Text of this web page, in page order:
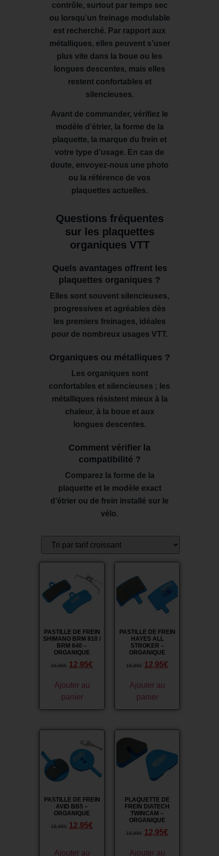
contrôle, surtout par temps sec
ou lorsqu’un freinage modulable
est recherché. Par rapport aux
métalliques, elles peuvent s’user
plus vite dans la boue ou les
longues descentes, mais elles
restent confortables et
silencieuses.
Avant de commander, vérifiez le
modèle d’étrier, la forme de la
plaquette, la marque du frein et
votre type d’usage. En cas de
doute, envoyez-nous une photo
ou la référence de vos
plaquettes actuelles.
Questions fréquentes
sur les plaquettes
organiques VTT
Quels avantages offrent les
plaquettes organiques ?
Elles sont souvent silencieuses,
progressives et agréables dès
les premiers freinages, idéales
pour de nombreux usages VTT.
Organiques ou métalliques ?
Les organiques sont
confortables et silencieuses ; les
métalliques résistent mieux à la
chaleur, à la boue et aux
longues descentes.
Comment vérifier la
compatibilité ?
Comparez la forme de la
plaquette et le modèle exact
d’étrier ou de frein installé sur le
vélo.
PASTILLE DE FREIN
SHIMANO BRM 810 /
BRM 640 –
ORGANIQUE
15,95€ 12,95€
Ajouter au
panier
PASTILLE DE FREIN
HAYES ALL
STROKER –
ORGANIQUE
15,95€ 12,95€
Ajouter au
panier
PASTILLE DE FREIN
AVID BB5 –
ORGANIQUE
15,95€ 12,95€
Ajouter au
PLAQUETTE DE
FREIN DIATECH
TWINCAM –
ORGANIQUE
15,95€ 12,95€
Ajouter au